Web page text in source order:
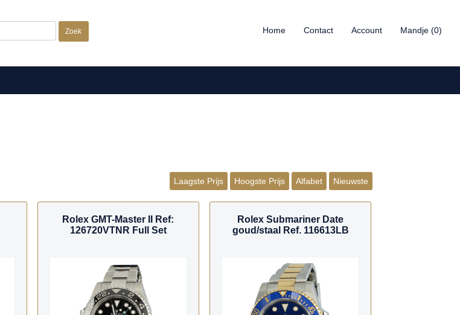
Mandje (0)
Account
Contact
Home
Laagste Prijs Hoogste Prijs Alfabet Nieuwste
Rolex GMT-Master II Ref:
126720VTNR Full Set
Rolex Submariner Date
goud/staal Ref. 116613LB